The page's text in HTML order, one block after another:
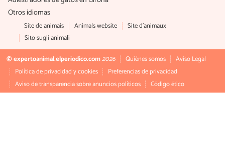
Otros idiomas
Site de animais Animals website
Site d'animaux
Sito sugli animali
© expertoanimal.elperiodico.com2026 Quiénes somos
Aviso Legal
Política de privacidad y cookies
Preferencias de privacidad
Aviso de transparencia sobre anuncios políticos
Código ético